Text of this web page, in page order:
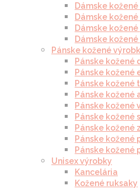
Dámske
Dámske
Dámske
Dámske
Pánske kožené
Pánske kožené
Pánske kožené
Pánske kožené
Pánske kožené
Pánske kožené
Pánske kožené
Pánske kožené
Pánske kožené
Pánske kožené
Unisex výrobky
Kancelária
Kožené ruksaky